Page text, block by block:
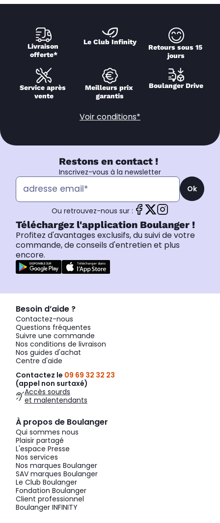
Livraison
offerte*
Le Club Infinity
Retours sous 15
jours
Service après
vente
Meilleurs prix
garantis
Boulanger Drive
Voir conditions*
Restons en contact !
Inscrivez-vous à la newsletter
Ok
Ou retrouvez-nous sur :
Téléchargez l'application Boulanger !
Profitez d'avantages exclusifs, du suivi de votre
commande, de conseils d'entretien et plus
encore.
Besoin d’aide ?
Contactez-nous
Questions fréquentes
Suivre une commande
Nos conditions de livraison
Nos guides d'achat
Centre d'aide
Contactez le 09 69 32 32 23
(appel non surtaxé)
Accès sourds
et malentendants
À propos de Boulanger
Qui sommes nous
Plaisir partagé
L'espace Presse
Nos services
Nos marques Boulanger
SAV marques Boulanger
Le Club Boulanger
Fondation Boulanger
Client professionnel
Boulanger INFINITY